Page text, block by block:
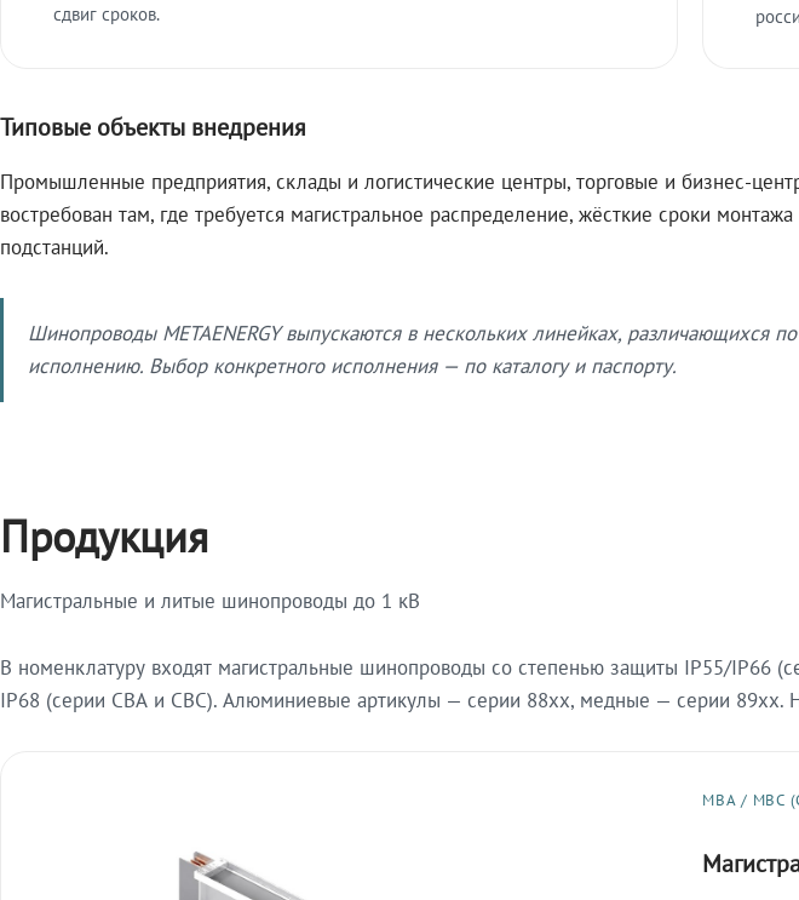
сдвиг сроков.
Типовые объекты внедрения
Промышленные предприятия, склады и логистические центры, торговые и бизнес-
востребован там, где требуется магистральное распределение, жёсткие сроки
подстанций.
Шинопроводы METAENERGY выпускаются в нескольких линейках, различающихся
исполнению. Выбор конкретного исполнения — по каталогу и паспорту.
Продукция
Магистральные и литые шинопроводы до 1 кВ
В номенклатуру входят магистральные шинопроводы со степенью защиты IP55/
IP68 (серии СВА и СВС). Алюминиевые артикулы — серии 88xx, медные — серии 89xx.
МВА / МВС